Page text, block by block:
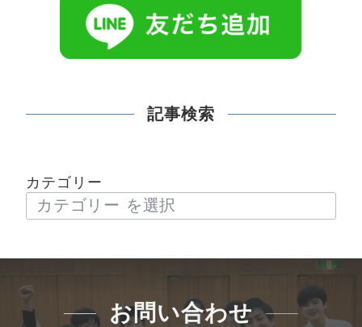
記事検索
カテゴリー
お問い合わせ